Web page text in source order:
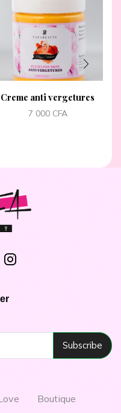
Creme anti vergetures
7 000 CFA
Boutique